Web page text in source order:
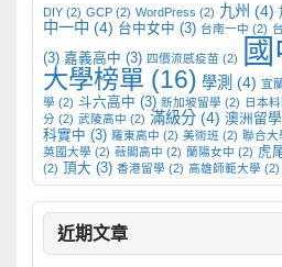
DIY(2) GCP(2) WordPress (2) 九州 (4)
中一中 (4) 台中女中 (3) 台南一中 (2)
(3) 嘉義高中 (3) 四價流感疫苗 (2)
大學榜單 (16) 學測 (4) 宜
學 (2) 斗六高中 (3) 新加坡留學 (2) 日本
分(2) 武陵高中 (2) 滿級分(4) 澳洲留學
科實中 (3) 羅東高中 (2) 美術班 (2) 聯合大
英國大學 (2) 薇閣高中 (2) 蘭陽女中 (2) 虎
(2) 頂大 (3) 香港留學 (2) 高雄師範大學 (2)
近期文章